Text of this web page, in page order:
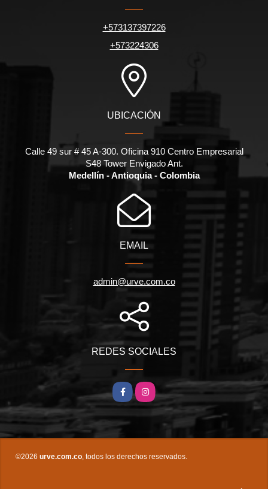
+573137397226
+573224306
UBICACIÓN
Calle 49 sur # 45 A-300. Oficina 910 Centro Empresarial
S48 Tower Envigado Ant.
Medellín - Antioquia - Colombia
EMAIL
admin@urve.com.co
REDES SOCIALES
FacebookInstagram
©2026 urve.com.co, todos los derechos reservados.